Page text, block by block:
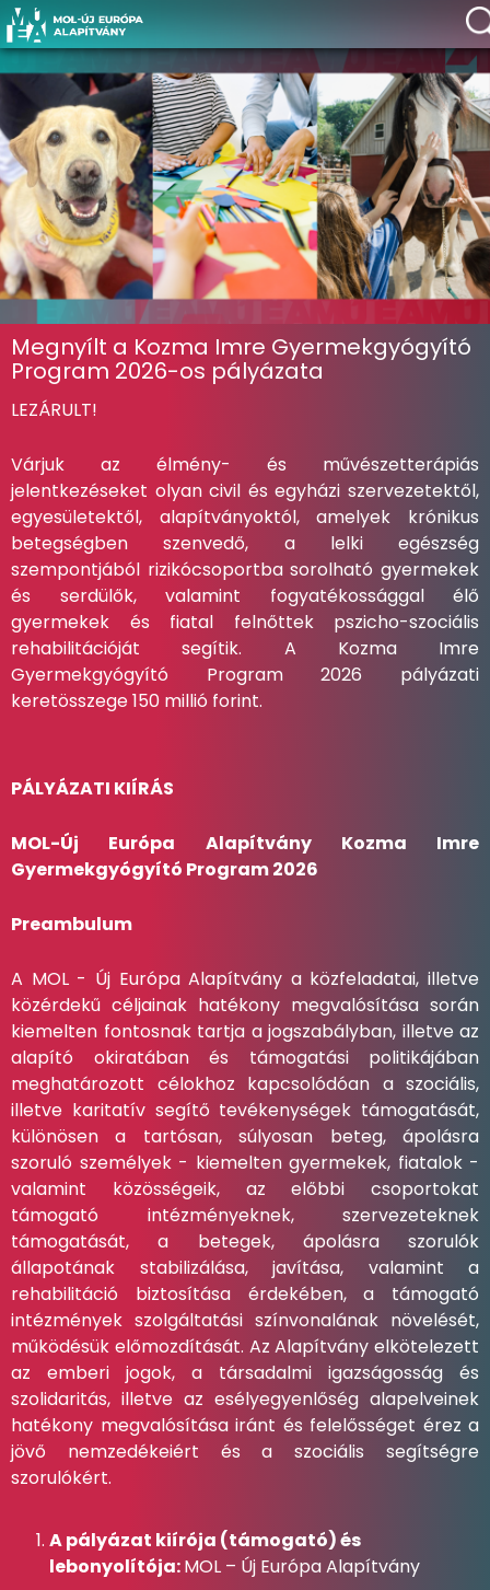
Megnyílt a Kozma Imre Gyermekgyógyító
Program 2026-os pályázata
LEZÁRULT!
Várjuk az élmény- és művészetterápiás
jelentkezéseket olyan civil és egyházi szervezetektől,
egyesületektől, alapítványoktól, amelyek krónikus
betegségben szenvedő, a lelki egészség
szempontjából rizikócsoportba sorolható gyermekek
és serdülők, valamint fogyatékossággal élő
gyermekek és fiatal felnőttek pszicho-szociális
rehabilitációját segítik. A Kozma Imre
Gyermekgyógyító Program 2026 pályázati
keretösszege 150 millió forint.
PÁLYÁZATI KIÍRÁS
MOL-Új Európa Alapítvány Kozma Imre
Gyermekgyógyító Program 2026
Preambulum
A MOL - Új Európa Alapítvány a közfeladatai, illetve
közérdekű céljainak hatékony megvalósítása során
kiemelten fontosnak tartja a jogszabályban, illetve az
alapító okiratában és támogatási politikájában
meghatározott célokhoz kapcsolódóan a szociális,
illetve karitatív segítő tevékenységek támogatását,
különösen a tartósan, súlyosan beteg, ápolásra
szoruló személyek - kiemelten gyermekek, fiatalok -
valamint közösségeik, az előbbi csoportokat
támogató intézményeknek, szervezeteknek
támogatását, a betegek, ápolásra szorulók
állapotának stabilizálása, javítása, valamint a
rehabilitáció biztosítása érdekében, a támogató
intézmények szolgáltatási színvonalának növelését,
működésük előmozdítását. Az Alapítvány elkötelezett
az emberi jogok, a társadalmi igazságosság és
szolidaritás, illetve az esélyegyenlőség alapelveinek
hatékony megvalósítása iránt és felelősséget érez a
jövő nemzedékeiért és a szociális segítségre
szorulókért.
A pályázat kiírója (támogató) és
lebonyolítója:MOL – Új Európa Alapítvány